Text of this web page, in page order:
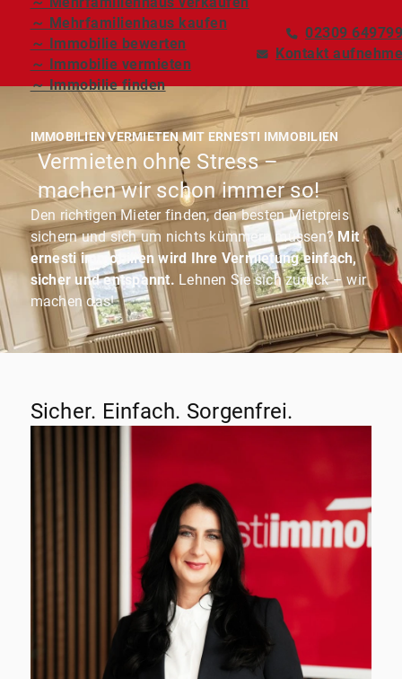
～ Mehrfamilienhaus kaufen
～ Immobilie bewerten
～ Immobilie vermieten
～ Immobilie finden
02309
Kontakt
IMMOBILIEN VERMIETEN MIT ERNESTI IMMOBILIEN
Vermieten ohne Stress –
machen wir schon immer so!
Den richtigen Mieter finden, den besten Mietpreis
sichern und sich um nichts kümmern müssen? Mit
ernesti immobilien wird Ihre Vermietung einfach,
sicher und entspannt. Lehnen Sie sich zurück – wir
machen das!
Sicher. Einfach. Sorgenfrei.